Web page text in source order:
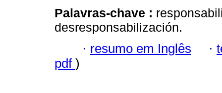
Palavras-chave :
desresponsabilización.
· resumo em Inglês ·
pdf )